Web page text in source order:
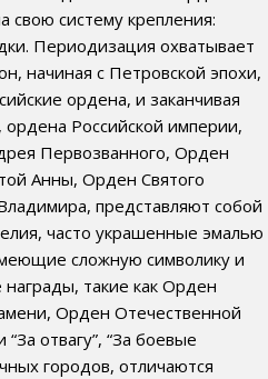
свою систему крепления:
Периодизация охватывает
начиная с Петровской эпохи,
ордена, и заканчивая
Российской империи,
Первозванного, Орден
Анны, Орден Святого
представляют собой
часто украшенные эмалью
сложную символику и
такие как Орден
Орден Отечественной
отвагу”, “За боевые
городов, отличаются